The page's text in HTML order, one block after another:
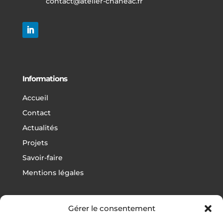
Gérer le consentement
Informations
Accueil
Contact
Actualités
Projets
Savoir-faire
Mentions légales